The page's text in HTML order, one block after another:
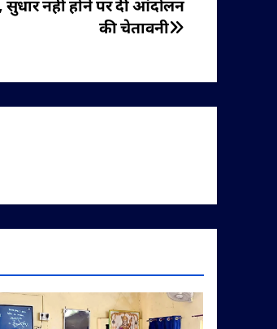
नहीं होने पर दी आंदोलन
की चेतावनी